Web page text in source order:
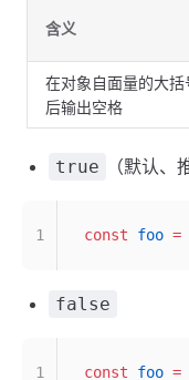
含义
在对象自面量的大括
后输出空格
true （默认、
const foo =
1
false
const foo =
1